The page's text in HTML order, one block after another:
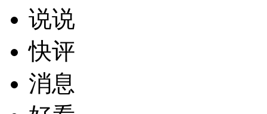
说说
快评
消息